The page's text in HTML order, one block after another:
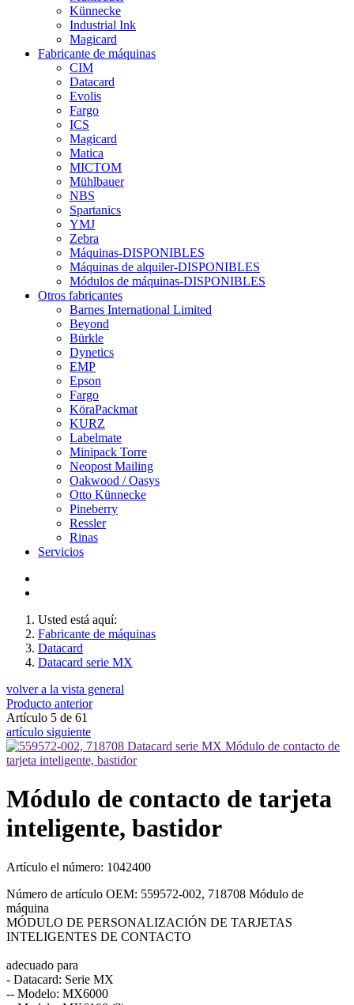
Künnecke
Industrial Ink
Magicard
Fabricante de máquinas
CIM
Datacard
Evolis
Fargo
ICS
Magicard
Matica
MICTOM
Mühlbauer
NBS
Spartanics
YMJ
Zebra
Máquinas-DISPONIBLES
Máquinas de alquiler-DISPONIBLES
Módulos de máquinas-DISPONIBLES
Otros fabricantes
Barnes International Limited
Beyond
Bürkle
Dynetics
EMP
Epson
Fargo
KöraPackmat
KURZ
Labelmate
Minipack Torre
Neopost Mailing
Oakwood / Oasys
Otto Künnecke
Pineberry
Ressler
Rinas
Servicios
Usted está aquí:
Fabricante de máquinas
Datacard
Datacard serie MX
volver a la vista general
Producto anterior
Artículo 5 de 61
artículo siguiente
Módulo de contacto de tarjeta
inteligente, bastidor
Artículo el número: 1042400
Número de artículo OEM: 559572-002, 718708 Módulo de
máquina
MÓDULO DE PERSONALIZACIÓN DE TARJETAS
INTELIGENTES DE CONTACTO
adecuado para
- Datacard: Serie MX
-- Modelo: MX6000